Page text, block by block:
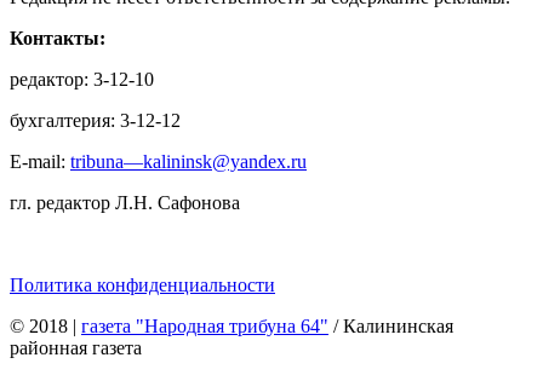
Контакты:
редактор: 3-12-10
бухгалтерия: 3-12-12
E-mail: tribuna—kalininsk@yandex.ru
гл. редактор Л.Н. Сафонова
Политика конфиденциальности
© 2018 | газета "Народная трибуна 64" / Калининская
районная газета